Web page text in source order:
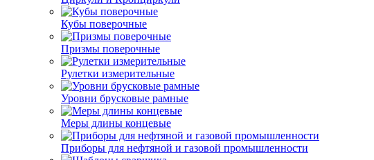
Кубы поверочные
Призмы поверочные
Рулетки измерительные
Уровни брусковые рамные
Меры длины концевые
Приборы для нефтяной и газовой промышленности